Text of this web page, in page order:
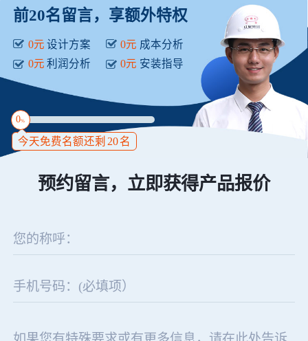
前20名留言，享额外特权
0元 设计方案 0元 成本分析
0元 利润分析 0元 安装指导
0%
今天免费名额还剩 20名
预约留言，立即获得产品报价